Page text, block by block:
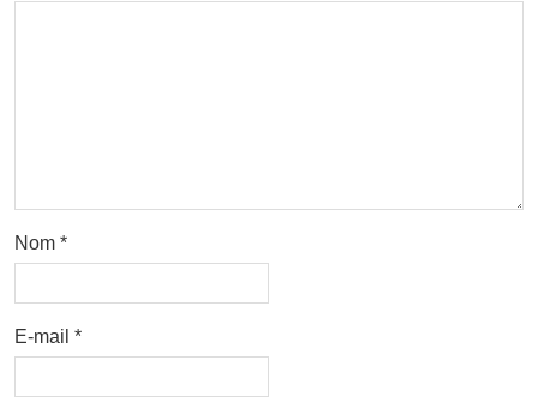
Nom *
E-mail *